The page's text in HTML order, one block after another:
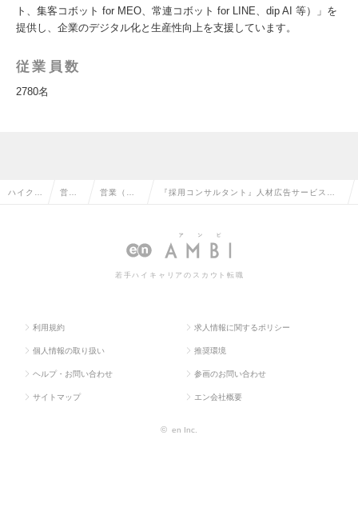
ト、集客コボット for MEO、常連コボット for LINE、dip AI 等）」を
提供し、企業のデジタル化と生産性向上を支援しています。
従業員数
2780名
ハイクラ 営業 営業（法 『採用コンサルタント』人材広告サービス
ム上場の求人情報
若手ハイキャリアのスカウト転職
利用規約 求人情報に関するポリシー
個人情報の取り扱い 推奨環境
ヘルプ・お問い合わせ 参画のお問い合わせ
サイトマップ エン会社概要
© en Inc.